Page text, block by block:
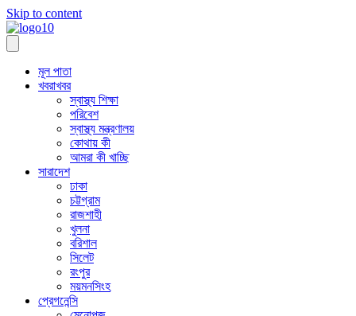
Skip to content
মূল পাতা
খবরাখবর
স্বাস্থ্য শিক্ষা
পরিবেশ
স্বাস্থ্য মন্ত্রণালয়
কোথায় কী
আমরা কী খাচ্ছি
সারাদেশ
ঢাকা
চট্টগ্রাম
রাজশাহী
খুলনা
বরিশাল
সিলেট
রংপুর
ময়মনসিংহ
প্রেগনেন্সি